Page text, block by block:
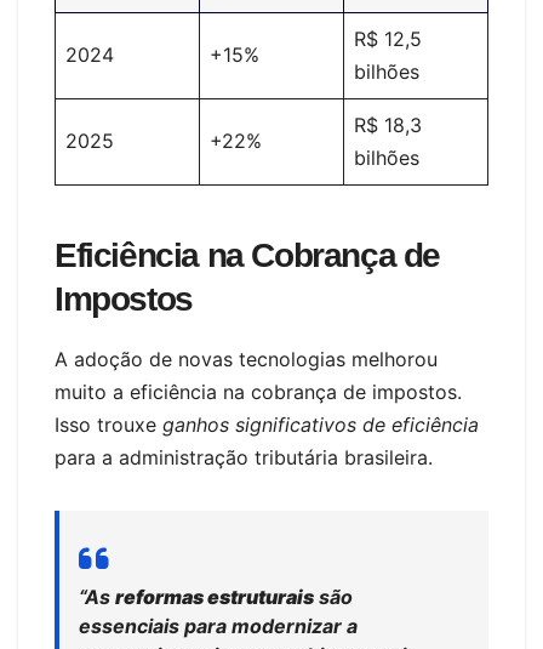
2024 +15%
R$ 12,5
bilhões
2025 +22%
R$ 18,3
bilhões
Eficiência na Cobrança de
Impostos
A adoção de novas tecnologias melhorou
muito a eficiência na cobrança de impostos.
Isso trouxe ganhos significativos de eficiência
para a administração tributária brasileira.
“As reformas estruturais são
essenciais para modernizar a